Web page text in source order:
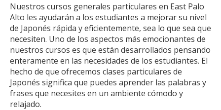
Nuestros cursos generales particulares en East Palo
Alto les ayudarán a los estudiantes a mejorar su nivel
de Japonés rápida y eficientemente, sea lo que sea que
necesiten. Uno de los aspectos más emocionantes de
nuestros cursos es que están desarrollados pensando
enteramente en las necesidades de los estudiantes. El
hecho de que ofrecemos clases particulares de
Japonés significa que puedes aprender las palabras y
frases que necesites en un ambiente cómodo y
relajado.